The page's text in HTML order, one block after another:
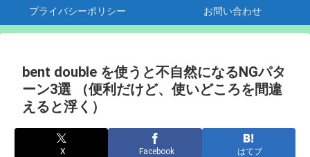
プライバシーポリシー お問い合わせ
bent double を使うと不自然になるNGパタ
ーン3選 （便利だけど、使いどころを間違
えると浮く）
X Facebook はてブ